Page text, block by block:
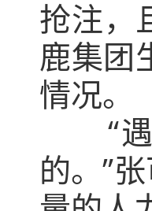
抢注，
鹿集团
情况。
“遇
的。”